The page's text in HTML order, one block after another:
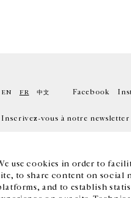
use cookies in order to
to share content on social
and to establish
EN FR 中文 Facebook
Inscrivez-vous à notre newsletter